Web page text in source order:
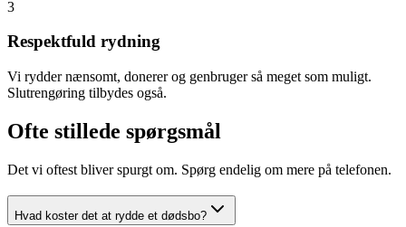
3
Respektfuld rydning
Vi rydder nænsomt, donerer og genbruger så meget som muligt.
Slutrengøring tilbydes også.
Ofte stillede spørgsmål
Det vi oftest bliver spurgt om. Spørg endelig om mere på telefonen.
Hvad koster det at rydde et dødsbo?